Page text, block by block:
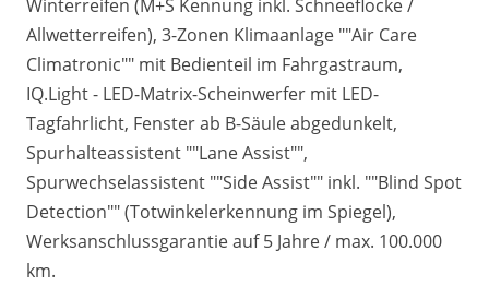
Winterreifen (M+S Kennung inkl. Schneeflocke /
Allwetterreifen), 3-Zonen Klimaanlage ""Air Care
Climatronic"" mit Bedienteil im Fahrgastraum,
IQ.Light - LED-Matrix-Scheinwerfer mit LED-
Tagfahrlicht, Fenster ab B-Säule abgedunkelt,
Spurhalteassistent ""Lane Assist"",
Spurwechselassistent ""Side Assist"" inkl. ""Blind Spot
Detection"" (Totwinkelerkennung im Spiegel),
Werksanschlussgarantie auf 5 Jahre / max. 100.000
km.